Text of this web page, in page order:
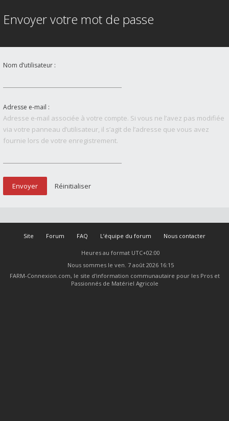
Envoyer votre mot de passe
Nom d’utilisateur :
Adresse e-mail :
Adresse e-mail associée à votre compte. Si vous ne l’avez pas modifiée
via votre panneau d’utilisateur, il s’agit de l’adresse que vous avez
fournie lors de votre enregistrement.
Site Forum FAQ L’équipe du forum Nous contacter
Heures au format UTC+02:00
Nous sommes le ven. 7 août 2026 16:15
FARM-Connexion.com, le site d'information communautaire pour les Pros et
Passionnés de Matériel Agricole